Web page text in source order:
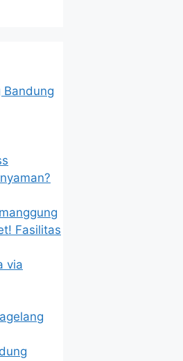
Bandung
Fasilitas
via